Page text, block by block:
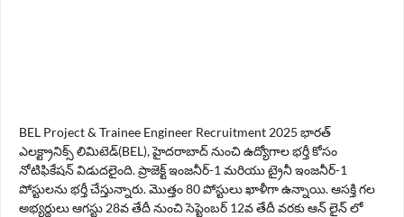
BEL Project & Trainee Engineer Recruitment 2025 భారత్
ఎలక్ట్రానిక్స్ లిమిటెడ్(BEL), హైదరాబాద్ నుంచి ఉద్యోగాల భర్తీ కోసం
నోటిఫికేషన్ విడుదలైంది. ప్రాజెక్ట్ ఇంజనీర్-1 మరియు ట్రైనీ ఇంజనీర్-1
పోస్టులను భర్తీ చేస్తున్నారు. మొత్తం 80 పోస్టులు ఖాళీగా ఉన్నాయి. ఆసక్తి గల
అభ్యర్థులు ఆగస్టు 28వ తేదీ నుంచి సెప్టెంబర్ 12వ తేదీ వరకు ఆన్ లైన్ లో